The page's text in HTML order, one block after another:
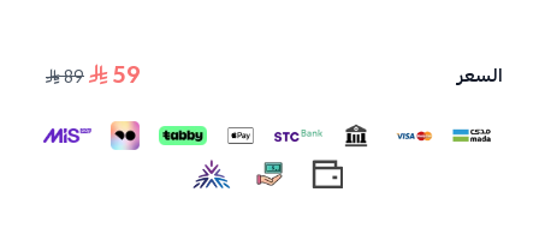
السعر 59
89